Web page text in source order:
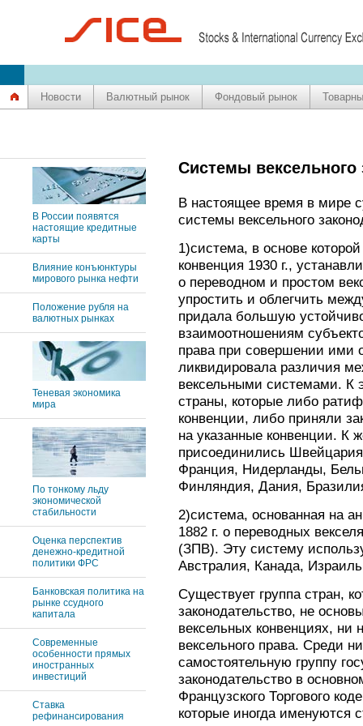
Новости Валютный рынок Фондовый рынок
В России появятся
настоящие кредитные
карты
Влияние конъюнктуры
мирового рынка нефти
Положение рубля на
валютных рынках
Теневая экономика
мира
По тонкому льду
экономической
стабильности
Оценка перспектив
денежно-кредитной
политики ФРС
Банковская политика на
рынке ссудного
капитала
Современные
особенности прямых
иностранных
инвестиций
Ставка
рефинансирования
Системы вексельного
В настоящее время в мире
системы вексельного
1)система, в основе
конвенция 1930 г.,
о переводном и простом
упростить и облегчить
придала большую
взаимоотношениям
права при совершении ими
ликвидировала различия
вексельными системами. К
страны, которые либо
конвенции, либо приняли
на указанные конвенции. К
присоединились
Франция, Нидерланды,
Финляндия, Дания,
2)система, основанная на
1882 г. о переводных
(ЗПВ). Эту систему
Австралия, Канада,
Существует группа стран,
законодательство, не
вексельных конвенциях, ни
вексельного права. Среди
самостоятельную группу
законодательство в
Французского Торгового
которые иногда именуются